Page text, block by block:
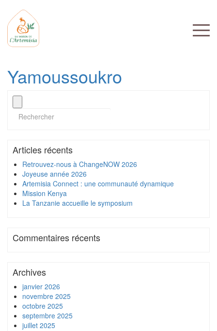
Yamoussoukro
Articles récents
Retrouvez-nous à ChangeNOW 2026
Joyeuse année 2026
Artemisia Connect : une communauté dynamique
Mission Kenya
La Tanzanie accueille le symposium
Commentaires récents
Archives
janvier 2026
novembre 2025
octobre 2025
septembre 2025
juillet 2025